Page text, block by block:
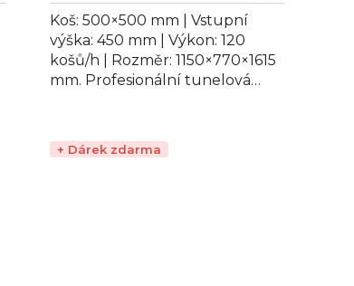
Koš: 500×500 mm | Vstupní
výška: 450 mm | Výkon: 120
košů/h | Rozměr: 1150×770×1615
mm. Profesionální tunelová
+ Dárek zdarma